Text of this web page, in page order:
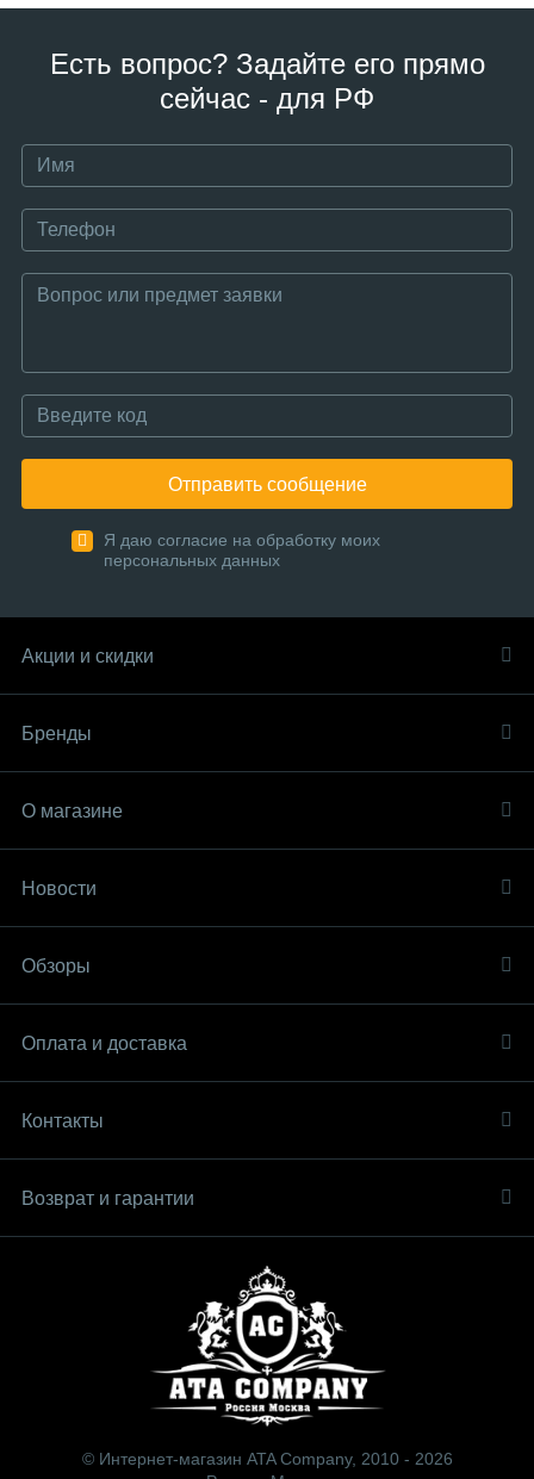
Есть вопрос? Задайте его прямо
сейчас - для РФ
Отправить сообщение
Я даю согласие на обработку моих
персональных данных
Акции и скидки
Бренды
О магазине
Новости
Обзоры
Оплата и доставка
Контакты
Возврат и гарантии
© Интернет-магазин ATA Company, 2010 - 2026